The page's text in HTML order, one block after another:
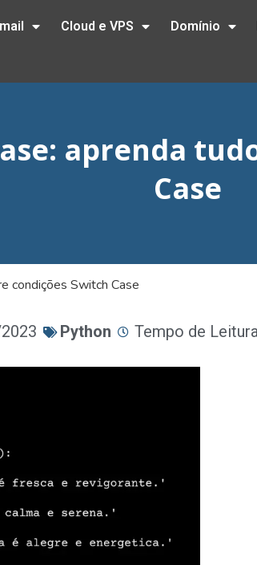
Cloud e VPS Domínio
aprenda
Case
condições Switch Case
Python Tempo de